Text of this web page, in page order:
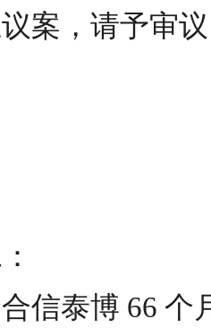
上议案，请予审